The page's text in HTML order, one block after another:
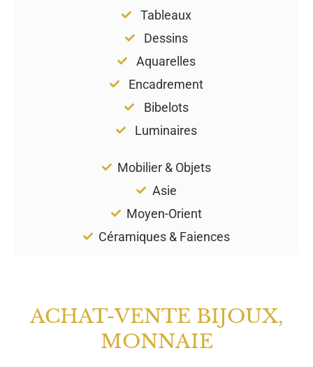
Tableaux
Dessins
Aquarelles
Encadrement
Bibelots
Luminaires
Mobilier & Objets
Asie
Moyen-Orient
Céramiques & Faiences
ACHAT-VENTE BIJOUX,
MONNAIE